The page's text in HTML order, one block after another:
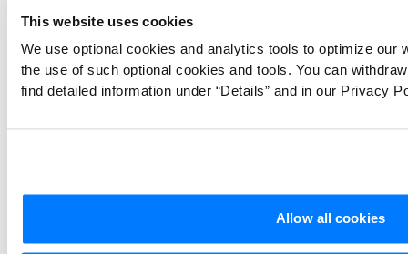
This website uses cookies
We use optional cookies and analytics tools to optimize our
the use of such optional cookies and tools. You can
find detailed information under “Details” and in our Privacy
Allow all cookies
Literaturübersicht verfassen, die die
vorhandenen Forschungsergebnisse zu Ihrem
Thema effektiv zusammenfasst und
nicht nur ansprechender und informativer,